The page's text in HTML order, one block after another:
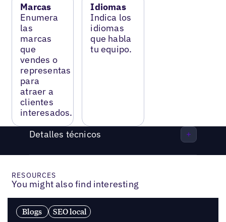
Marcas
Enumera
las
marcas
que
vendes o
representas
para
atraer a
clientes
interesados.
Idiomas
Indica los
idiomas
que habla
tu equipo.
Detalles técnicos
RESOURCES
You might also find interesting
Blogs SEO local